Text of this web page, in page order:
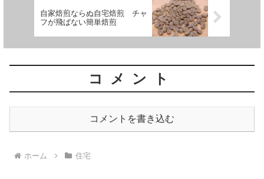
自家焙煎ならぬ自宅焙煎 チャ
フが飛ばない簡単焙煎
コメント
コメントを書き込む
ホーム 住宅